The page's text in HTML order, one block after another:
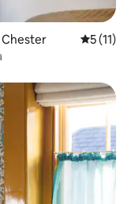
Chester 5 de uma
5 (11)